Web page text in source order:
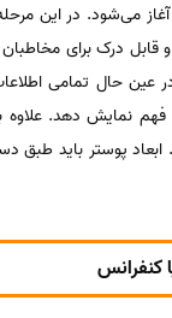
می‌شود. در این
درک برای مخاطبان
عین حال تمامی
نمایش دهد. علاوه
ابعاد پوستر باید
کنفرانس